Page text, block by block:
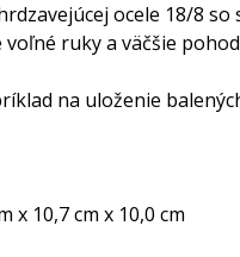
ocele 18/8
ruky a väčšie
na uloženie
x 10,7 cm x 10,0 cm